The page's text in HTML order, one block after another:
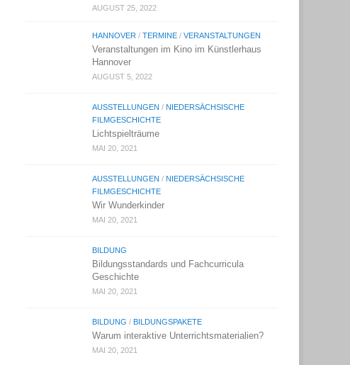
AUGUST 25, 2022
HANNOVER /TERMINE /VERANSTALTUNGEN
Veranstaltungen im Kino im Künstlerhaus
Hannover
AUGUST 5, 2022
AUSSTELLUNGEN / NIEDERSÄCHSISCHE
FILMGESCHICHTE
Lichtspielträume
MAI 20, 2021
AUSSTELLUNGEN / NIEDERSÄCHSISCHE
FILMGESCHICHTE
Wir Wunderkinder
MAI 20, 2021
BILDUNG
Bildungsstandards und Fachcurricula
Geschichte
MAI 20, 2021
BILDUNG / BILDUNGSPAKETE
Warum interaktive Unterrichtsmaterialien?
MAI 20, 2021